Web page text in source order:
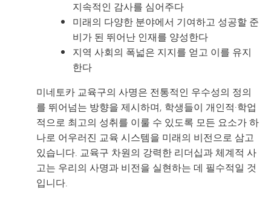
지속적인 감사를 심어주다
미래의 다양한 분야에서 기여하고 성공할 준
비가 된 뛰어난 인재를 양성한다
지역 사회의 폭넓은 지지를 얻고 이를 유지
한다
미네토카 교육구의 사명은 전통적인 우수성의 정의
를 뛰어넘는 방향을 제시하며, 학생들이 개인적·학업
적으로 최고의 성취를 이룰 수 있도록 모든 요소가 하
나로 어우러진 교육 시스템을 미래의 비전으로 삼고
있습니다. 교육구 차원의 강력한 리더십과 체계적 사
고는 우리의 사명과 비전을 실현하는 데 필수적일 것
입니다.